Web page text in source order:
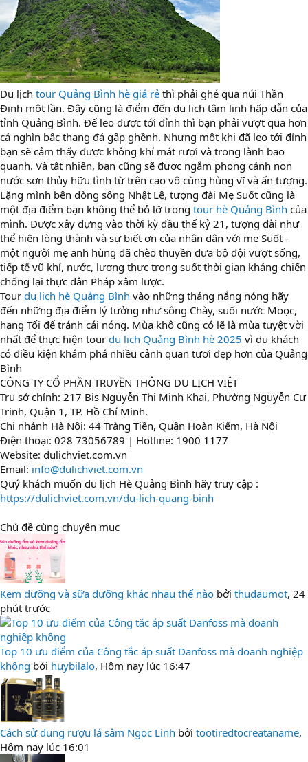
Du lịch tour Quảng Bình hè giá rẻ thì phải ghé qua núi Thần
Đinh một lần. Đây cũng là điểm đến du lịch tâm linh hấp dẫn của
tỉnh Quảng Bình. Để leo được tới đỉnh thì bạn phải vượt qua hơn
cả nghìn bậc thang đá gập ghềnh. Nhưng một khi đã leo tới đỉnh
bạn sẽ cảm thấy được không khí mát rượi và trong lành bao
quanh. Và tất nhiên, bạn cũng sẽ được ngắm phong cảnh non
nước sơn thủy hữu tình từ trên cao vô cùng hùng vĩ và ấn tượng.
Lặng mình bên dòng sông Nhật Lệ, tượng đài Mẹ Suốt cũng là
một địa điểm bạn không thể bỏ lỡ trong tour hè Quảng Bình của
mình. Được xây dựng vào thời kỳ đầu thế kỷ 21, tượng đài như
thể hiện lòng thành và sự biết ơn của nhân dân với mẹ Suốt -
một người mẹ anh hùng đã chèo thuyền đưa bộ đội vượt sống,
tiếp tế vũ khí, nước, lương thực trong suốt thời gian kháng chiến
chống lại thực dân Pháp xâm lược.
Tour du lich hè Quảng Bình vào những tháng nắng nóng hãy
đến những địa điểm lý tưởng như sông Chày, suối nước Moọc,
hang Tối để tránh cái nóng. Mùa khô cũng có lẽ là mùa tuyệt vời
nhất để thực hiện tour du lich Quảng Bình hè 2025 vì du khách
có điều kiện khám phá nhiều cảnh quan tươi đẹp hơn của Quảng
Bình
CÔNG TY CỔ PHẦN TRUYỀN THÔNG DU LỊCH VIỆT
Trụ sở chính: 217 Bis Nguyễn Thị Minh Khai, Phường Nguyễn Cư
Trinh, Quận 1, TP. Hồ Chí Minh.
Chi nhánh Hà Nội: 44 Tràng Tiền, Quận Hoàn Kiếm, Hà Nội
Điện thoại: 028 73056789 | Hotline: 1900 1177
Website: dulichviet.com.vn
Email: info@dulichviet.com.vn
Quý khách muốn du lịch Hè Quảng Bình hãy truy cập :
https://dulichviet.com.vn/du-lich-quang-binh
Chủ đề cùng chuyên mục
Kem dưỡng và sữa dưỡng khác nhau thế nào bởi thudaumot, 24
phút trước
Top 10 ưu điểm của Công tắc áp suất Danfoss mà doanh nghiệp
không bởi huybilalo, Hôm nay lúc 16:47
Cách sử dụng rượu lá sâm Ngọc Linh bởi tootiredtocreataname,
Hôm nay lúc 16:01